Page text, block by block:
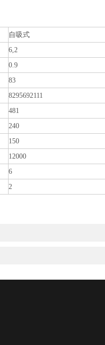
自吸式
6,2
0.9
83
8295692111
481
240
150
12000
6
2